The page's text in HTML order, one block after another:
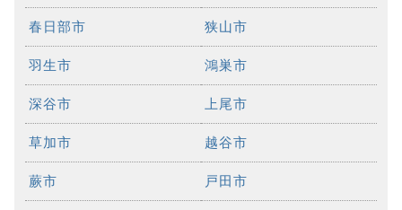
春日部市 狭山市
羽生市 鴻巣市
深谷市 上尾市
草加市 越谷市
蕨市 戸田市